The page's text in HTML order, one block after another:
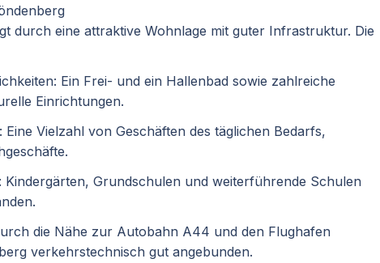
durch eine attraktive Wohnlage mit guter Infrastruktur. Die
Ein Frei- und ein Hallenbad sowie zahlreiche
Einrichtungen.​
Eine Vielzahl von Geschäften des täglichen Bedarfs,
Kindergärten, Grundschulen und weiterführende Schulen
die Nähe zur Autobahn A44 und den Flughafen
verkehrstechnisch gut angebunden.​